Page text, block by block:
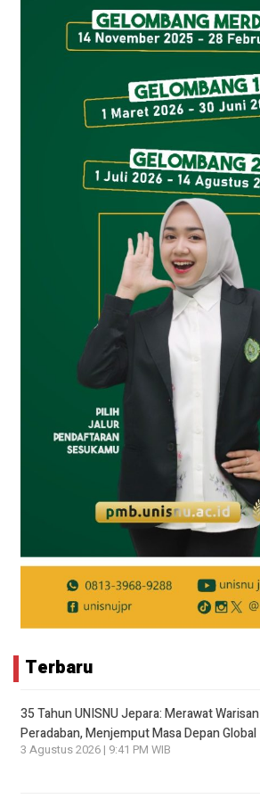
Terbaru
35 Tahun UNISNU Jepara: Merawat Warisan
Peradaban, Menjemput Masa Depan Global
3 Agustus 2026 | 9:41 PM WIB